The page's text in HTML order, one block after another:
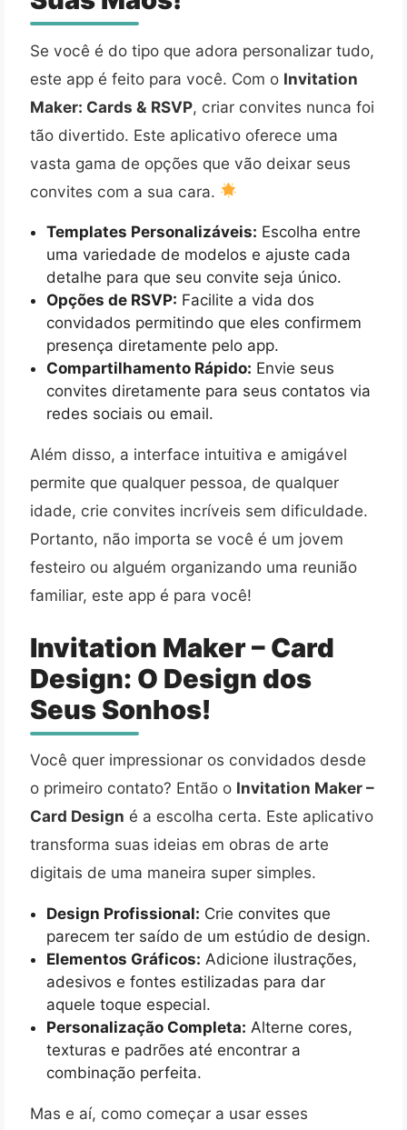
Se você é do tipo que adora personalizar tudo,
este app é feito para você. Com o Invitation
Maker: Cards & RSVP, criar convites nunca foi
tão divertido. Este aplicativo oferece uma
vasta gama de opções que vão deixar seus
convites com a sua cara.
Templates Personalizáveis: Escolha entre
uma variedade de modelos e ajuste cada
detalhe para que seu convite seja único.
Opções de RSVP: Facilite a vida dos
convidados permitindo que eles confirmem
presença diretamente pelo app.
Compartilhamento Rápido: Envie seus
convites diretamente para seus contatos via
redes sociais ou email.
Além disso, a interface intuitiva e amigável
permite que qualquer pessoa, de qualquer
idade, crie convites incríveis sem dificuldade.
Portanto, não importa se você é um jovem
festeiro ou alguém organizando uma reunião
familiar, este app é para você!
Invitation Maker – Card
Design: O Design dos
Seus Sonhos!
Você quer impressionar os convidados desde
o primeiro contato? Então o Invitation Maker –
Card Design é a escolha certa. Este aplicativo
transforma suas ideias em obras de arte
digitais de uma maneira super simples.
Design Profissional: Crie convites que
parecem ter saído de um estúdio de design.
Elementos Gráficos: Adicione ilustrações,
adesivos e fontes estilizadas para dar
aquele toque especial.
Personalização Completa: Alterne cores,
texturas e padrões até encontrar a
combinação perfeita.
Mas e aí, como começar a usar esses